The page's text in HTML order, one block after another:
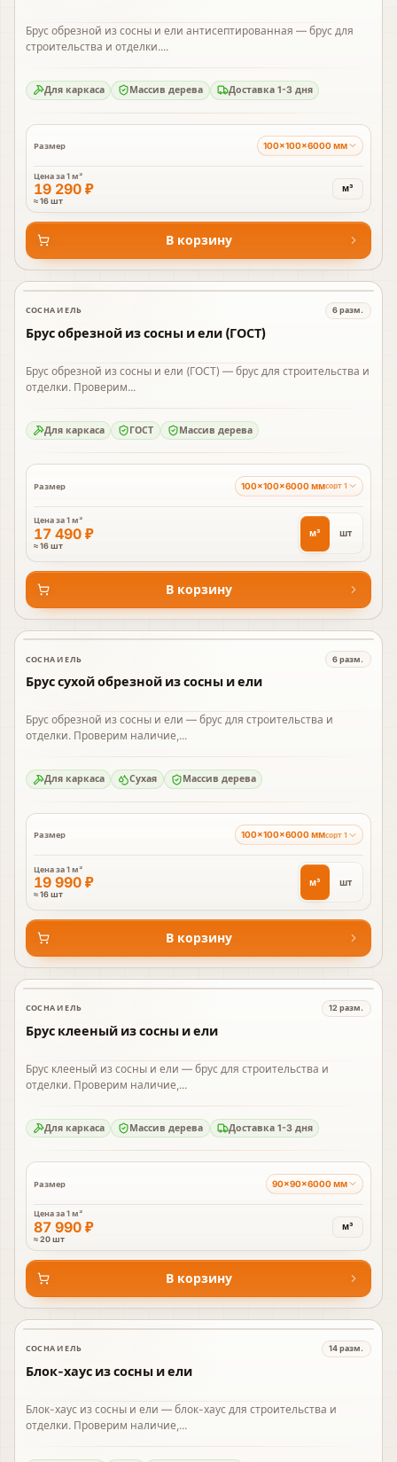
Брус обрезной из сосны и ели антисептированная — брус для
строительства и отделки....
Для каркаса Массив дерева Доставка 1-3 дня
Размер 100×100×6000 мм
Цена за1 м³
19 290 ₽
≈ 16 шт
м³
В корзину
В наличии
СОСНА И ЕЛЬ 6разм.
Брус обрезной из сосны и ели (ГОСТ)
Брус обрезной из сосны и ели (ГОСТ) — брус для строительства и
отделки. Проверим...
Для каркаса ГОСТ Массив дерева
Размер 100×100×6000 ммсорт 1
Цена за1 м³
17 490 ₽
≈ 16 шт
м³ шт
В корзину
В наличии
СОСНА И ЕЛЬ 6разм.
Брус сухой обрезной из сосны и ели
Брус обрезной из сосны и ели — брус для строительства и
отделки. Проверим наличие,...
Для каркаса Сухая Массив дерева
Размер 100×100×6000 ммсорт 1
Цена за1 м³
19 990 ₽
≈ 16 шт
м³ шт
В корзину
В наличии
СОСНА И ЕЛЬ 12 разм.
Брус клееный из сосны и ели
Брус клееный из сосны и ели — брус для строительства и
отделки. Проверим наличие,...
Для каркаса Массив дерева Доставка 1-3 дня
Размер 90×90×6000 мм
Цена за1 м³
87 990 ₽
≈ 20 шт
м³
В корзину
В наличии
СОСНА И ЕЛЬ 14разм.
Блок-хаус из сосны и ели
Блок-хаус из сосны и ели — блок-хаус для строительства и
отделки. Проверим наличие,...